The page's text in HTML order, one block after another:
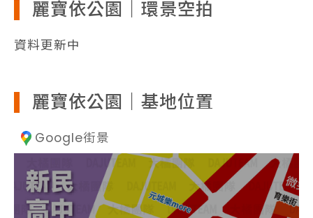
麗寶依公園｜環景空拍
資料更新中
麗寶依公園｜基地位置
Google街景